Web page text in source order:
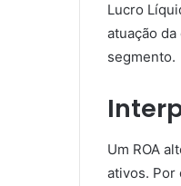
Lucro
atuação
segmento.
Um ROA
ativos. Por